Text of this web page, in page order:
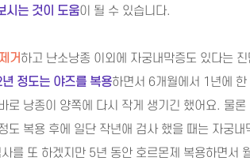
시는 것이 도움이 될 수 있습니다.
거하고 난소낭종 이외에 자궁내막증도 있다는
정도는 야즈를 복용하면서 6개월에서 1년에 한
로 낭종이 양쪽에 다시 작게 생기긴 했어요. 물
도 복용 후에 일단 작년애 검사 했을 때는 자궁
를 또 하겠지만 5년 동안 호르몬제 복용하면서